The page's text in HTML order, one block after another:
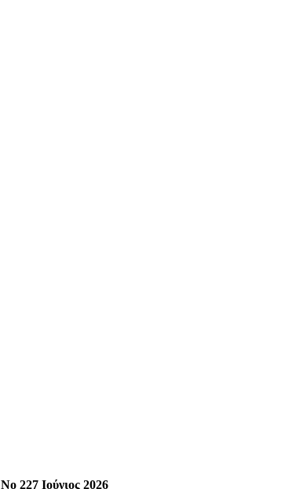
Νο 227 Ιούνιος 2026